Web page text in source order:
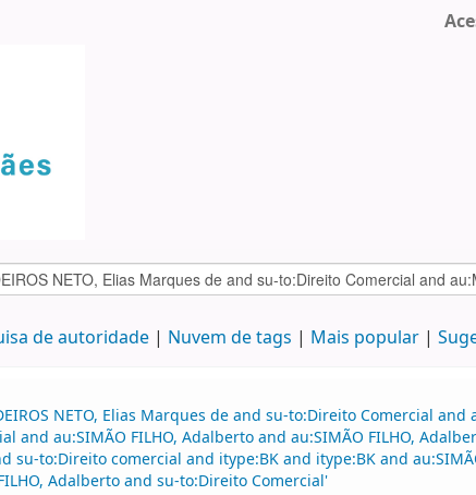
de autoridade Nuvem de tags Mais popular
NETO, Elias Marques de and su-to:Direito Comercial and
au:SIMÃO FILHO, Adalberto and au:SIMÃO FILHO,
to:Direito comercial and itype:BK and itype:BK and
Adalberto and su-to:Direito Comercial'